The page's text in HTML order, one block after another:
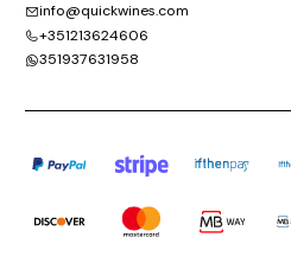
info@quickwines.com
+351213624606
351937631958